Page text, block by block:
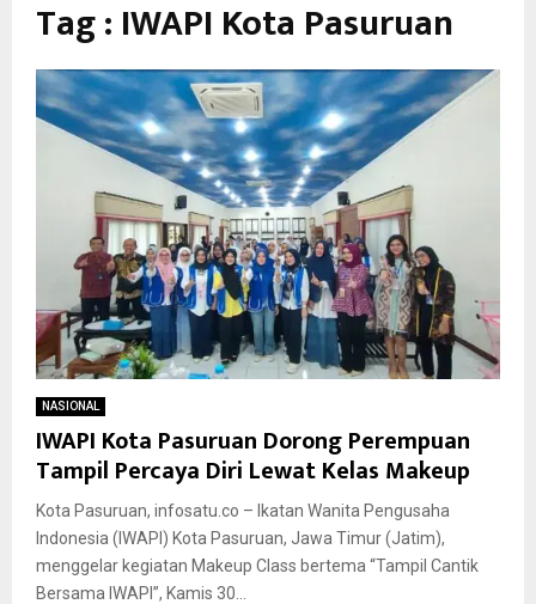
Tag : IWAPI Kota Pasuruan
NASIONAL
IWAPI Kota Pasuruan Dorong Perempuan
Tampil Percaya Diri Lewat Kelas Makeup
Kota Pasuruan, infosatu.co – Ikatan Wanita Pengusaha
Indonesia (IWAPI) Kota Pasuruan, Jawa Timur (Jatim),
menggelar kegiatan Makeup Class bertema “Tampil Cantik
Bersama IWAPI”, Kamis 30...